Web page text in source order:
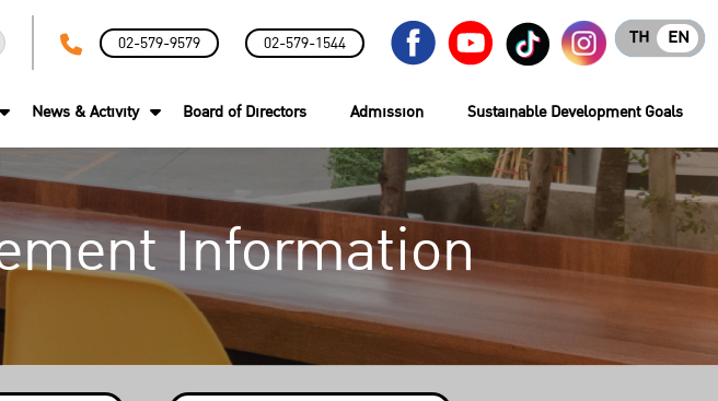
02-579-9579 02-579-1544 EN
TH
News & Activity Board of Directors Admission Sustainable Development Goals
Information